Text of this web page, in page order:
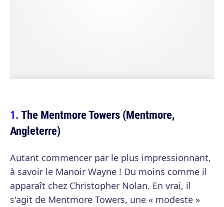
The Mentmore Towers (Mentmore,
Angleterre)
Autant commencer par le plus impressionnant,
à savoir le Manoir Wayne ! Du moins comme il
apparaît chez Christopher Nolan. En vrai, il
s'agit de Mentmore Towers, une « modeste »